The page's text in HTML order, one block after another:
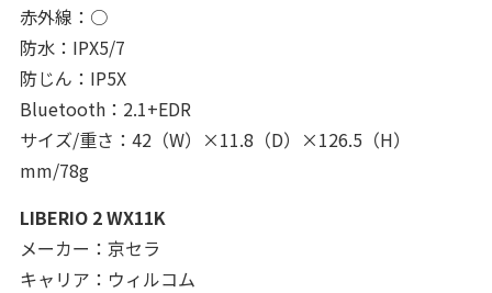
赤外線：○
防水：IPX5/7
防じん：IP5X
Bluetooth：2.1+EDR
サイズ/重さ：42（W）×11.8（D）×126.5（H）
mm/78g
LIBERIO 2 WX11K
メーカー：京セラ
キャリア：ウィルコム